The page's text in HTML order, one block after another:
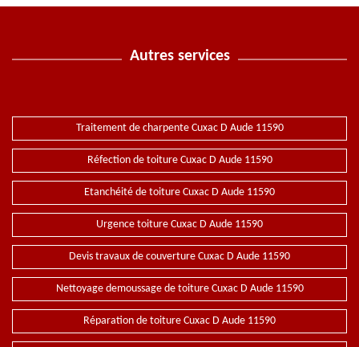
Autres services
Traitement de charpente Cuxac D Aude 11590
Réfection de toiture Cuxac D Aude 11590
Etanchéité de toiture Cuxac D Aude 11590
Urgence toiture Cuxac D Aude 11590
Devis travaux de couverture Cuxac D Aude 11590
Nettoyage demoussage de toiture Cuxac D Aude 11590
Réparation de toiture Cuxac D Aude 11590